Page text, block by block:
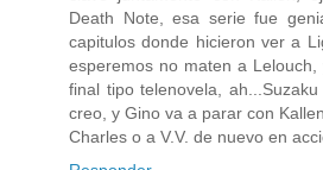
Death Note, esa serie fue
capitulos donde hicieron ver a
esperemos no maten a
final tipo telenovela,
creo, y Gino va a parar con
Charles o a V.V. de nuevo en